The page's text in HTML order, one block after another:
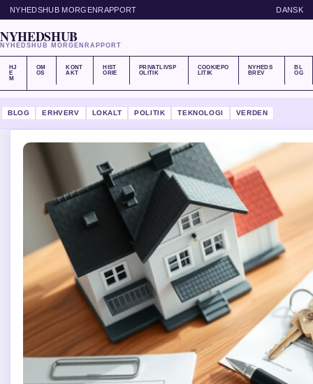
NYHEDSHUB MORGENRAPPORT DANSK
NYHEDSHUB
NYHEDSHUB MORGENRAPPORT
HJ
E
M
OM
OS
KONT
AKT
HIST
ORIE
PRIVATLIVSP
OLITIK
COOKIEPO
LITIK
NYHEDS
BREV
BL
OG
BLOG ERHVERV LOKALT POLITIK TEKNOLOGI VERDEN